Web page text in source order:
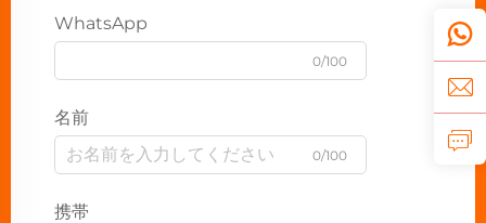
WhatsApp
0/100
名前
0/100
携帯